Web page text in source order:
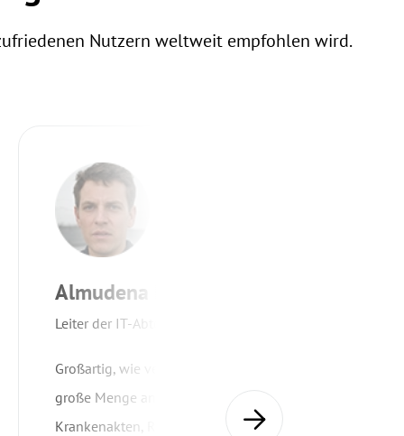
Nutzern weltweit empfohlen wird.
Almudena Fernandez
Leiter der IT-Abteilung, Seisa Medical
Großartig, wie versprochen. Wir haben eine
große Menge an Patientendaten, darunter
Krankenakten, Rezepte und große Dateien mit